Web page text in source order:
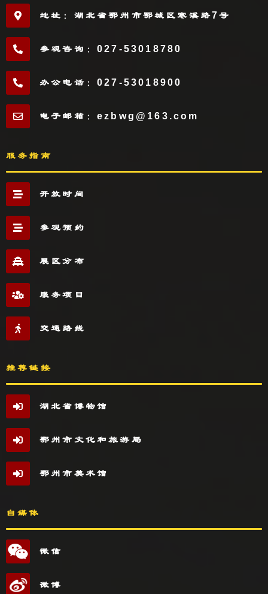
地址：湖北省鄂州市鄂城区寒溪路7号
参观咨询：027-53018780
办公电话：027-53018900
电子邮箱：ezbwg@163.com
服务指南
开放时间
参观预约
展区分布
服务项目
交通路线
推荐链接
湖北省博物馆
鄂州市文化和旅游局
鄂州市美术馆
自媒体
微信
微博